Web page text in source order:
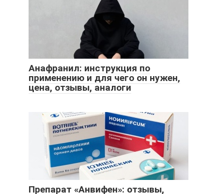
Анафранил: инструкция по
применению и для чего он нужен,
цена, отзывы, аналоги
Препарат «Анвифен»: отзывы,